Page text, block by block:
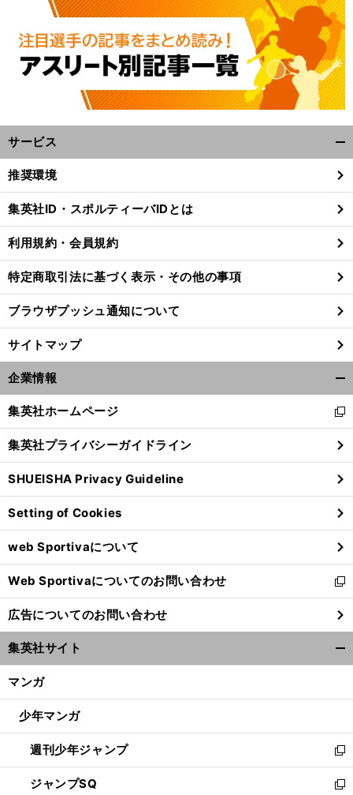
。
、
前
サービス
閉
る
推奨環境
集英社ID・スポルティーバIDとは
利用規約・会員規約
特定商取引法に基づく表示・その他の事項
ブラウザプッシュ通知について
サイトマップ
企業情報
閉
る
集英社ホームページ
新
し
い
ウ
ィ
ン
ド
ウ
で
開
く
集英社プライバシーガイドライン
SHUEISHA Privacy Guideline
Setting of Cookies
web Sportivaについて
Web Sportivaについてのお問い合わせ
新
し
い
ウ
ィ
ン
ウ
開
く
広告についてのお問い合わせ
集英社サイト
マンガ
少年マンガ
週刊少年ジャンプ
新
し
い
ジャンプSQ
新